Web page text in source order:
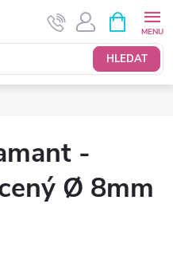
HLEDAT
NÁKUPNÍ
KOŠÍK
-
Ø 8mm